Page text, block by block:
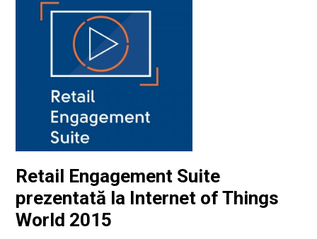
Retail Engagement Suite
prezentată la Internet of Things
World 2015